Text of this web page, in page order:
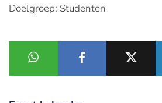
Doelgroep: Studenten